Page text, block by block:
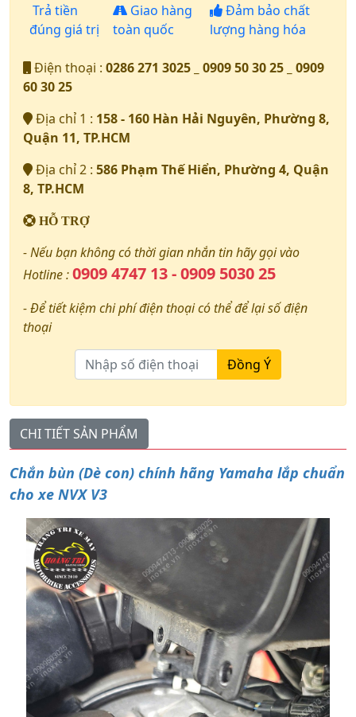
Trả tiền
đúng giá trị
Giao hàng
toàn quốc
Đảm bảo chất
lượng hàng hóa
Điện thoại : 0286 271 3025 _ 0909 50 30 25 _ 0909
60 30 25
Địa chỉ 1 : 158 - 160 Hàn Hải Nguyên, Phường 8,
Quận 11, TP.HCM
Địa chỉ 2 : 586 Phạm Thế Hiển, Phường 4, Quận
8, TP.HCM
HỖ TRỢ
- Nếu bạn không có thời gian nhắn tin hãy gọi vào
Hotline :0909 4747 13 - 0909 5030 25
- Để tiết kiệm chi phí điện thoại có thể để lại số điện
thoại
Đồng Ý
CHI TIẾT SẢN PHẨM
Chắn bùn (Dè con) chính hãng Yamaha lắp chuẩn
cho xe NVX V3